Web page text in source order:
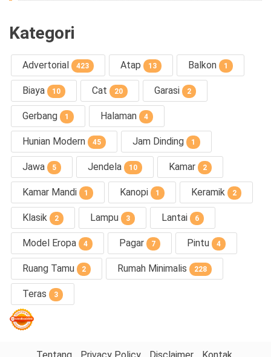
Kategori
Advertorial 423 Atap 13 Balkon 1
Biaya 10 Cat 20 Garasi 2
Gerbang 1 Halaman 4
Hunian Modern 45 Jam Dinding 1
Jawa 5 Jendela 10 Kamar 2
Kamar Mandi 1 Kanopi 1 Keramik 2
Klasik 2 Lampu 3 Lantai 6
Model Eropa 4 Pagar 7 Pintu 4
Ruang Tamu 2 Rumah Minimalis 228
Teras 3
Tentang Privacy Policy Disclaimer Kontak